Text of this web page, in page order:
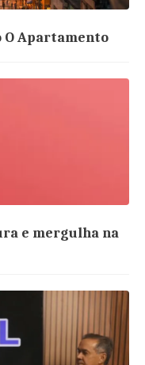
O Apartamento
e mergulha na